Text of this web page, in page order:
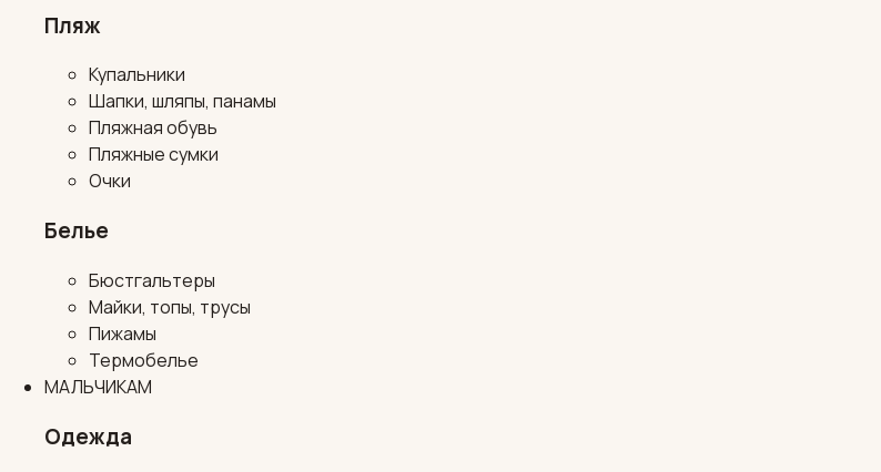
Пляж
Купальники
Шапки, шляпы, панамы
Пляжная обувь
Пляжные сумки
Очки
Белье
Бюстгальтеры
Майки, топы, трусы
Пижамы
Термобелье
МАЛЬЧИКАМ
Одежда